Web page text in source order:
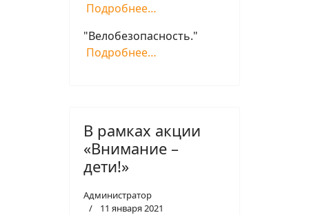
Подробнее…
"Велобезопасность."
Подробнее…
В рамках акции
«Внимание –
дети!»
Администратор
11 января 2021